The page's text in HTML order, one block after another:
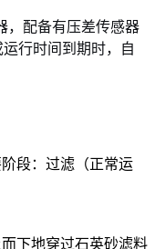
，配备有压差传感器
行时间到期时，自
段：过滤（正常运
下地穿过石英砂滤料